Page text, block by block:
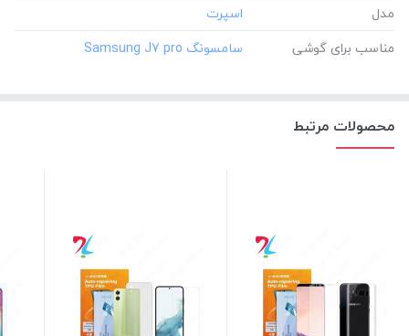
مدل
مناسب برای گوشی
محصولات مرتبط